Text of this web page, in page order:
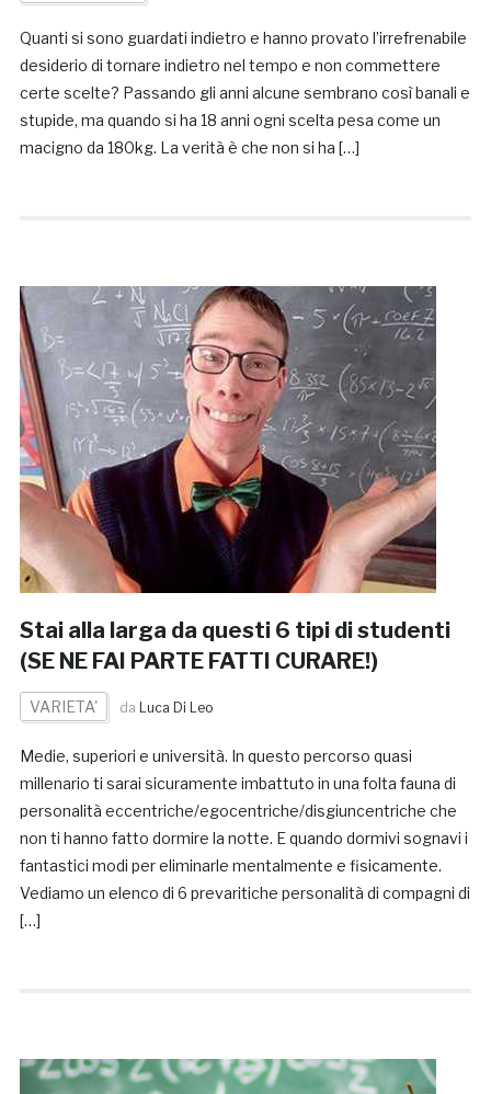
Quanti si sono guardati indietro e hanno provato l’irrefrenabile
desiderio di tornare indietro nel tempo e non commettere
certe scelte? Passando gli anni alcune sembrano così banali e
stupide, ma quando si ha 18 anni ogni scelta pesa come un
macigno da 180kg. La verità è che non si ha […]
Stai alla larga da questi 6 tipi di studenti
(SE NE FAI PARTE FATTI CURARE!)
VARIETA' da Luca Di Leo
Medie, superiori e università. In questo percorso quasi
millenario ti sarai sicuramente imbattuto in una folta fauna di
personalità eccentriche/egocentriche/disgiuncentriche che
non ti hanno fatto dormire la notte. E quando dormivi sognavi i
fantastici modi per eliminarle mentalmente e fisicamente.
Vediamo un elenco di 6 prevaritiche personalità di compagni di
[…]